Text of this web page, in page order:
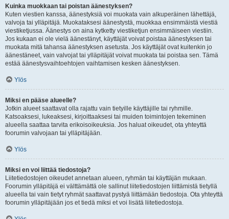
Kuinka muokkaan tai poistan äänestyksen?
Kuten viestien kanssa, äänestyksiä voi muokata vain alkuperäinen lähettäjä,
valvoja tai ylläpitäjä. Muokataksesi äänestystä, muokkaa ensimmäistä viestiä
viestiketjussa. Äänestys on aina kytketty viestiketjun ensimmäiseen viestiin.
Jos kukaan ei ole vielä äänestänyt, käyttäjät voivat poistaa äänestyksen tai
muokata mitä tahansa äänestyksen asetusta. Jos käyttäjät ovat kuitenkin jo
äänestäneet, vain valvojat tai ylläpitäjät voivat muokata tai poistaa sen. Tämä
estää äänestysvaihtoehtojen vaihtamisen kesken äänestyksen.
Ylös
Miksi en pääse alueelle?
Jotkin alueet saattavat olla rajattu vain tietyille käyttäjille tai ryhmille.
Katsoaksesi, lukeaksesi, kirjoittaaksesi tai muiden toimintojen tekeminen
alueella saattaa tarvita erikoisoikeuksia. Jos haluat oikeudet, ota yhteyttä
foorumin valvojaan tai ylläpitäjään.
Ylös
Miksi en voi liittää tiedostoja?
Liitetiedostojen oikeudet annetaan alueen, ryhmän tai käyttäjän mukaan.
Foorumin ylläpitäjä ei välttämättä ole sallinut liitetiedostojen liittämistä tietyllä
alueella tai vain tietyt ryhmät saattavat pystyä liittämään tiedostoja. Ota yhteyttä
foorumin ylläpitäjään jos et tiedä miksi et voi lisätä liitetiedostoja.